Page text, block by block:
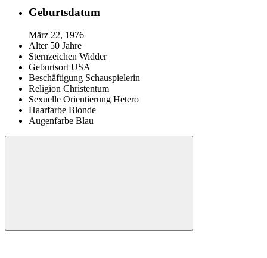
Geburtsdatum
März 22, 1976
Alter 50 Jahre
Sternzeichen Widder
Geburtsort USA
Beschäftigung Schauspielerin
Religion Christentum
Sexuelle Orientierung Hetero
Haarfarbe Blonde
Augenfarbe Blau